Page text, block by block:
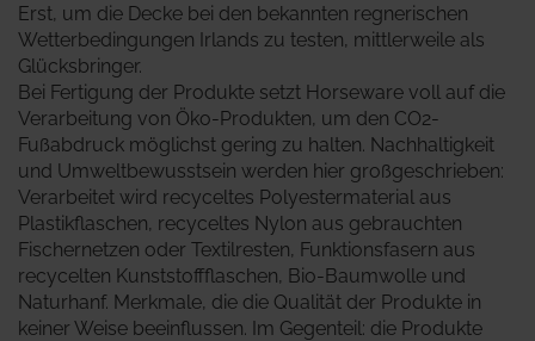
Erst, um die Decke bei den bekannten regnerischen
Wetterbedingungen Irlands zu testen, mittlerweile als
Glücksbringer.
Bei Fertigung der Produkte setzt Horseware voll auf die
Verarbeitung von Öko-Produkten, um den CO2-
Fußabdruck möglichst gering zu halten. Nachhaltigkeit
und Umweltbewusstsein werden hier großgeschrieben:
Verarbeitet wird recyceltes Polyestermaterial aus
Plastikflaschen, recyceltes Nylon aus gebrauchten
Fischernetzen oder Textilresten, Funktionsfasern aus
recycelten Kunststoffflaschen, Bio-Baumwolle und
Naturhanf. Merkmale, die die Qualität der Produkte in
keiner Weise beeinflussen. Im Gegenteil: die Produkte